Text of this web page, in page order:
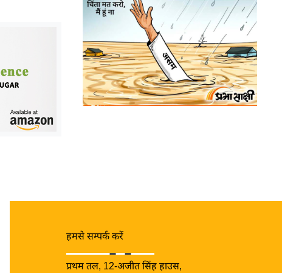
हमसे सम्पर्क करें
प्रथम तल, 12-अजीत सिंह हाउस,